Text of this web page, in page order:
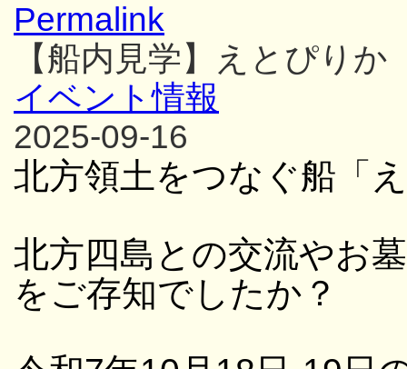
Permalink
【船内見学】えとぴりか
イベント情報
2025-09-16
北方領土をつなぐ船「
北方四島との交流やお
をご存知でしたか？